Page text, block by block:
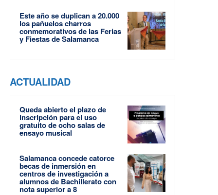
Este año se duplican a 20.000
los pañuelos charros
conmemorativos de las Ferias
y Fiestas de Salamanca
ACTUALIDAD
Queda abierto el plazo de
inscripción para el uso
gratuito de ocho salas de
ensayo musical
Salamanca concede catorce
becas de inmersión en
centros de investigación a
alumnos de Bachillerato con
nota superior a 8